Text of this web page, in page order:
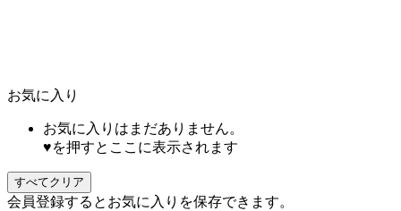
お気に入り
お気に入りはまだありません。
♥を押すとここに表示されます
すべてクリア
会員登録するとお気に入りを保存できます。